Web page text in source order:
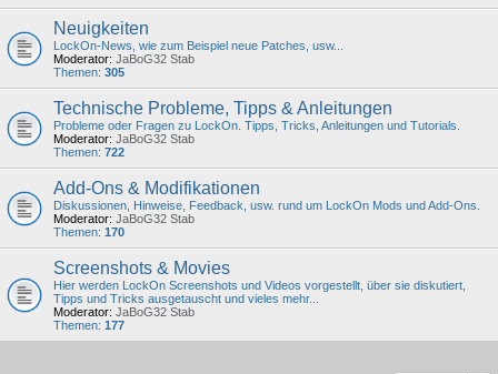
Neuigkeiten
LockOn-News, wie zum Beispiel neue Patches, usw...
Moderator: JaBoG32 Stab
Themen: 305
Technische Probleme, Tipps & Anleitungen
Probleme oder Fragen zu LockOn. Tipps, Tricks, Anleitungen und Tutorials.
Moderator: JaBoG32 Stab
Themen: 722
Add-Ons & Modifikationen
Diskussionen, Hinweise, Feedback, usw. rund um LockOn Mods und Add-Ons.
Moderator: JaBoG32 Stab
Themen: 170
Screenshots & Movies
Hier werden LockOn Screenshots und Videos vorgestellt, über sie diskutiert,
Tipps und Tricks ausgetauscht und vieles mehr...
Moderator: JaBoG32 Stab
Themen: 177